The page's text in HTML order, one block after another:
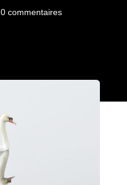
0 commentaires